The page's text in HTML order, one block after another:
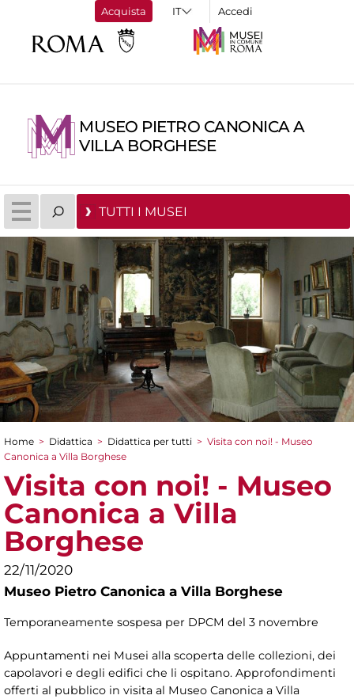
Acquista Accedi
MUSEO PIETRO CANONICA A
VILLA BORGHESE
TUTTI I MUSEI
Tu sei qui
Home > Didattica > Didattica per tutti > Visita con noi! - Museo
Canonica a Villa Borghese
Visita con noi! - Museo
Canonica a Villa
Borghese
22/11/2020
Museo Pietro Canonica a Villa Borghese
Temporaneamente sospesa per DPCM del 3 novembre
Appuntamenti nei Musei alla scoperta delle collezioni, dei
capolavori e degli edifici che li ospitano. Approfondimenti
offerti al pubblico in visita al Museo Canonica a Villa